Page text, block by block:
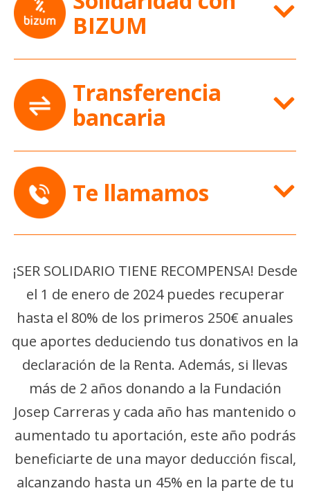
BIZUM
Transferencia
bancaria
Te llamamos
¡SER SOLIDARIO TIENE RECOMPENSA! Desde
el 1 de enero de 2024 puedes recuperar
hasta el 80% de los primeros 250€ anuales
que aportes deduciendo tus donativos en la
declaración de la Renta. Además, si llevas
más de 2 años donando a la Fundación
Josep Carreras y cada año has mantenido o
aumentado tu aportación, este año podrás
beneficiarte de una mayor deducción fiscal,
alcanzando hasta un 45% en la parte de tu